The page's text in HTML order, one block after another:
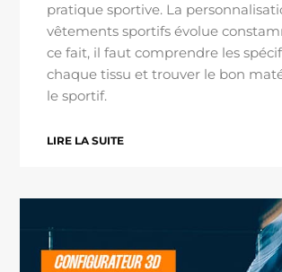
pratique sportive. La
vêtements sportifs évolue
ce fait, il faut comprendre les
chaque tissu et trouver le bon
le sportif.
LIRE LA SUITE